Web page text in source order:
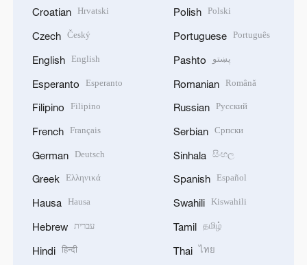
Croatian Hrvatski
Czech Český
English English
Esperanto Esperanto
Filipino Filipino
French Français
German Deutsch
Greek Ελληνικά
Hausa Hausa
Hebrew עברית
Hindi हिन्दी
Polish Polski
Portuguese Português
Pashto پښتو
Romanian Română
Russian Русский
Serbian Српски
Sinhala සිංහල
Spanish Español
Swahili Kiswahili
Tamil தமிழ்
Thai ไทย